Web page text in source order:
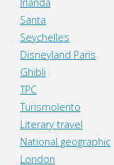
Santa
Seychelles
Disneyland Paris
Ghibli
TPC
Turismolento
Literary travel
National geographic
London